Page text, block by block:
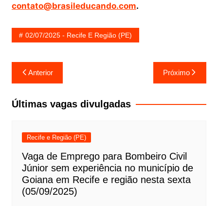
contato@brasileducando.com.
02/07/2025 - Recife E Região (PE)
Navegação
de
Post
Anterior Próximo
Últimas vagas divulgadas
Recife e Região (PE)
Vaga de Emprego para Bombeiro Civil
Júnior sem experiência no município de
Goiana em Recife e região nesta sexta
(05/09/2025)